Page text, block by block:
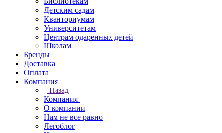
Детским садам
Кванториумам
Университетам
Центрам одаренных детей
Школам
Бренды
Доставка
Оплата
Компания
Назад
Компания
О компании
Нам не все равно
Легоблог